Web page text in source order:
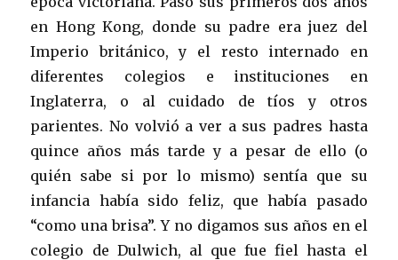
en Hong Kong, donde su padre era juez del
Imperio británico, y el resto internado en
diferentes colegios e instituciones en
Inglaterra, o al cuidado de tíos y otros
parientes. No volvió a ver a sus padres hasta
quince años más tarde y a pesar de ello (o
quién sabe si por lo mismo) sentía que su
infancia había sido feliz, que había pasado
“como una brisa”. Y no digamos sus años en el
colegio de Dulwich, al que fue fiel hasta el